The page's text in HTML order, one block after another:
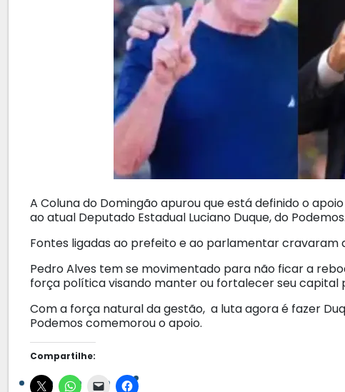
A Coluna do Domingão apurou que está definido o
ao atual Deputado Estadual Luciano Duque, do Podemos.
Fontes ligadas ao prefeito e ao parlamentar cravaram
Pedro Alves tem se movimentado para não ficar a
força política visando manter ou fortalecer seu capital
Com a força natural da gestão, a luta agora é fazer
Podemos comemorou o apoio.
Compartilhe: